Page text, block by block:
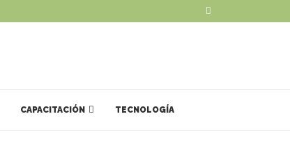
CAPACITACIÓN TECNOLOGÍA